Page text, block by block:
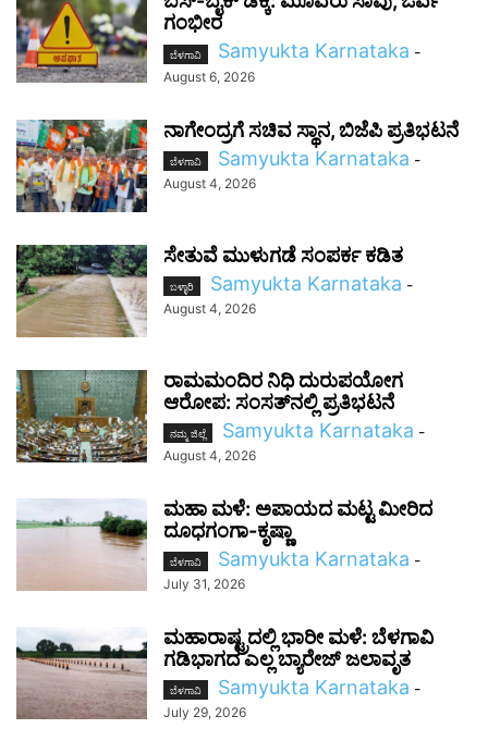
ಗಂಭೀರ
ಬೆಳಗಾವಿ Samyukta Karnataka -
August 6, 2026
ನಾಗೇಂದ್ರಗೆ ಸಚಿವ ಸ್ಥಾನ, ಬಿಜೆಪಿ ಪ್ರತಿಭಟನೆ
ಬೆಳಗಾವಿ Samyukta Karnataka -
August 4, 2026
ಸೇತುವೆ ಮುಳುಗಡೆ ಸಂಪರ್ಕ ಕಡಿತ
ಬಳ್ಳಾರಿ Samyukta Karnataka -
August 4, 2026
ರಾಮಮಂದಿರ ನಿಧಿ ದುರುಪಯೋಗ
ಆರೋಪ: ಸಂಸತ್‌ನಲ್ಲಿ ಪ್ರತಿಭಟನೆ
ನಮ್ಮ ಜಿಲ್ಲೆ Samyukta Karnataka -
August 4, 2026
ಮಹಾ ಮಳೆ: ಅಪಾಯದ ಮಟ್ಟ ಮೀರಿದ
ದೂಧಗಂಗಾ-ಕೃಷ್ಣಾ
ಬೆಳಗಾವಿ Samyukta Karnataka -
July 31, 2026
ಮಹಾರಾಷ್ಟ್ರದಲ್ಲಿ ಭಾರೀ ಮಳೆ: ಬೆಳಗಾವಿ
ಗಡಿಭಾಗದ ಎಲ್ಲ ಬ್ಯಾರೇಜ್ ಜಲಾವೃತ
ಬೆಳಗಾವಿ Samyukta Karnataka -
July 29, 2026